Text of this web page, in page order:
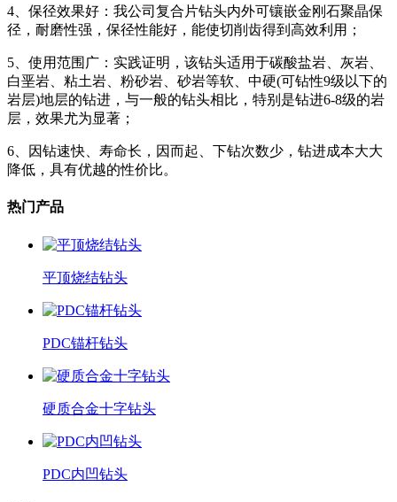
4、保径效果好：我公司复合片钻头内外可镶嵌金刚石聚晶保
径，耐磨性强，保径性能好，能使切削齿得到高效利用；
5、使用范围广：实践证明，该钻头适用于碳酸盐岩、灰岩、
白垩岩、粘土岩、粉砂岩、砂岩等软、中硬(可钻性9级以下的
岩层)地层的钻进，与一般的钻头相比，特别是钻进6-8级的岩
层，效果尤为显著；
6、因钻速快、寿命长，因而起、下钻次数少，钻进成本大大
降低，具有优越的性价比。
热门产品
平顶烧结钻头
PDC锚杆钻头
硬质合金十字钻头
PDC内凹钻头